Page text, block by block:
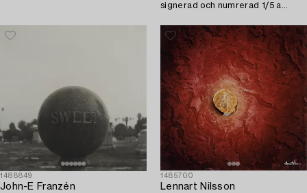
signerad och numrerad 1/5 a
1488849
John-E Franzén
1485700
Lennart Nilsson